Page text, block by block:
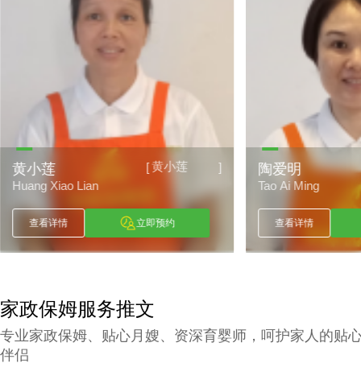
[黄小莲 ]
黄小莲
Huang Xiao Lian
查看详情 立即预约
陶爱明
Tao Ai Ming
查看详情
家政保姆服务推文
专业家政保姆、贴心月嫂、资深育婴师，呵护家人的贴
伴侣